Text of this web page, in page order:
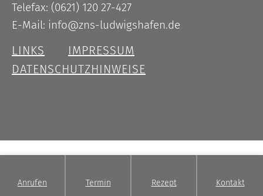
Telefax: (0621) 120 27-427
E-Mail: info@zns-ludwigshafen.de
LINKS
IMPRESSUM
DATENSCHUTZHINWEISE
Anrufen Termin Rezept Kontakt